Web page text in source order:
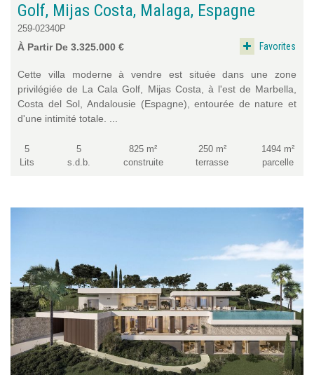
Golf, Mijas Costa, Malaga, Espagne
259-02340P
À Partir De 3.325.000 € Favorites
Cette villa moderne à vendre est située dans une zone
privilégiée de La Cala Golf, Mijas Costa, à l'est de Marbella,
Costa del Sol, Andalousie (Espagne), entourée de nature et
d'une intimité totale. ...
5
Lits
5
s.d.b.
825 m²
construite
250 m²
terrasse
1494 m²
parcelle